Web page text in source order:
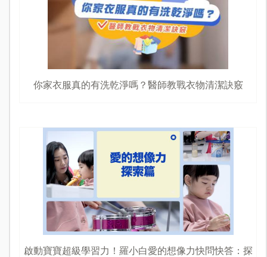
你家衣服真的有洗乾淨嗎？醫師教戰衣物清潔訣竅
啟動寶寶超級學習力！羅小白愛的想像力快問快答：探